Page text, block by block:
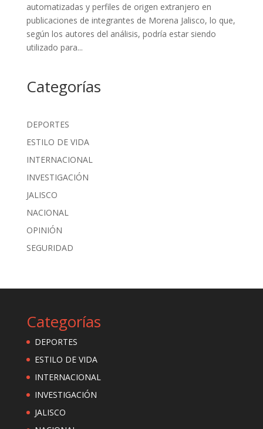
automatizadas y perfiles de origen extranjero en
publicaciones de integrantes de Morena Jalisco, lo que,
según los autores del análisis, podría estar siendo
utilizado para...
Categorías
DEPORTES
ESTILO DE VIDA
INTERNACIONAL
INVESTIGACIÓN
JALISCO
NACIONAL
OPINIÓN
SEGURIDAD
Categorías
DEPORTES
ESTILO DE VIDA
INTERNACIONAL
INVESTIGACIÓN
JALISCO